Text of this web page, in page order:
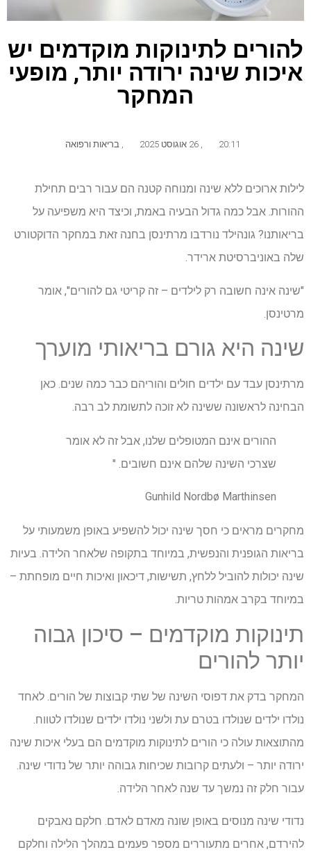
להורים לתינוקות מוקדמים יש
איכות שינה ירודה יותר, מופעי
המחקר
20:11 בריאות ורפואה
לילות ארוכים ללא שינה ומנוחה קטנה הם עבור רבים תחילת
ההורות. אבל כמה גדול הבעיה באמת, וכיצד היא משפיעה על
בריאותנו? גונהילד נורדבו מרתינסן בחנה זאת במחקר הדוקטורט
שלה באוניברסיטת ארידר.
"שינה אינה חשובה רק לילדים – זה קריטי גם להורים", אומר
מרטינסן.
שינה היא גורם בריאותי מוערך
מרתינסן עבד עם ילדים חולים והוריהם כבר כמה שנים. כאן
הבחינה לראשונה ששינה לא זוכה לתשומת לב רבה.
ההורים אינם המטופלים שלנו, אבל זה לא אומר
שצרכי השינה שלהם אינם חשובים. "
Gunhild Nordbø Marthinsen
מחקרים מראים כי חסך שינה יכול להשפיע באופן משמעותי על
בריאות הגופנית והנפשית, במיוחד בתקופה שלאחר הלידה. בעיות
שינה יכולות להוביל ללחץ, תשישות, דיכאון ואיכות חיים מופחתת –
במיוחד בקרב אמהות טריות.
תינוקות מוקדמים – סיכון גבוה
יותר להורים
המחקר בדק את דפוסי השינה של שתי קבוצות של הורים. לאחד
נולדו ילדים שנולדו בטרם עת ולשני נולדו ילדים שנולדו לטווח.
מהתוצאות עולה כי הורים לתינוקות מוקדמים הם בעלי איכות שינה
ירודה יותר – ולעתים קרובות שכיחות גבוהה יותר של נדודי שינה.
עבור חלק זה נמשך עד שנה לאחר הלידה.
נדודי שינה מנוסים באופן שונה מאדם לאדם. חלקם נאבקים
להירדם, אחרים מתעוררים מספר פעמים במהלך הלילה וחלקם